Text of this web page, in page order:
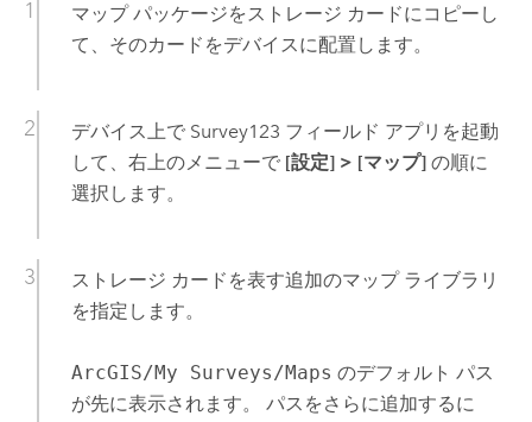
マップ パッケージをストレージ カードにコピーし
て、そのカードをデバイスに配置します。
デバイス上で Survey123 フィールド アプリを起動
して、右上のメニューで [設定] > [マップ]の順に
選択します。
ストレージ カードを表す追加のマップ ライブラリ
を指定します。
ArcGIS/My Surveys/Maps のデフォルト パス
が先に表示されます。 パスをさらに追加するに